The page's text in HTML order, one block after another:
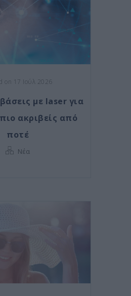
on 17 Ιούλ 2026
με laser για
ακριβείς από
ποτέ
Νέα